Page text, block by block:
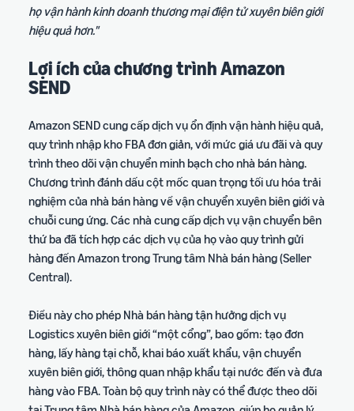
họ vận hành kinh doanh thương mại điện tử xuyên biên giới
hiệu quả hơn."
Lợi ích của chương trình Amazon
SEND
Amazon SEND cung cấp dịch vụ ổn định vận hành hiệu quả,
quy trình nhập kho FBA đơn giản, với mức giá ưu đãi và quy
trình theo dõi vận chuyển minh bạch cho nhà bán hàng.
Chương trình đánh dấu cột mốc quan trọng tối ưu hóa trải
nghiệm của nhà bán hàng về vận chuyển xuyên biên giới và
chuỗi cung ứng. Các nhà cung cấp dịch vụ vận chuyển bên
thứ ba đã tích hợp các dịch vụ của họ vào quy trình gửi
hàng đến Amazon trong Trung tâm Nhà bán hàng (Seller
Central).
Điều này cho phép Nhà bán hàng tận hưởng dịch vụ
Logistics xuyên biên giới “một cổng”, bao gồm: tạo đơn
hàng, lấy hàng tại chỗ, khai báo xuất khẩu, vận chuyển
xuyên biên giới, thông quan nhập khẩu tại nước đến và đưa
hàng vào FBA. Toàn bộ quy trình này có thể được theo dõi